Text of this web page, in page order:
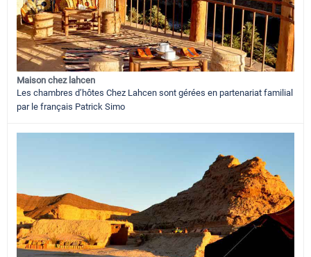
Maison chez lahcen
Les chambres d’hôtes Chez Lahcen sont gérées en partenariat familial
par le français Patrick Simo